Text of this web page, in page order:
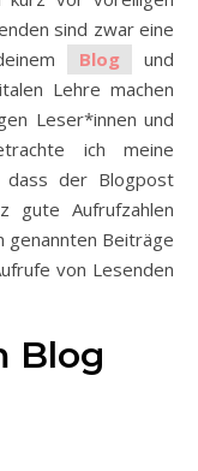
sind zwar eine
Blog
und
Lehre machen
Leser*innen und
ich meine
dass der Blogpost
gute Aufrufzahlen
genannten Beiträge
von Lesenden
Blog